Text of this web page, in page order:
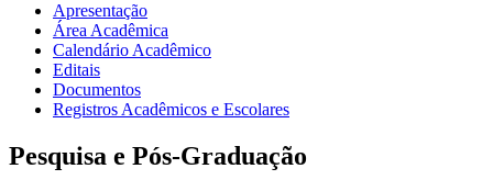
Apresentação
Área Acadêmica
Calendário Acadêmico
Editais
Documentos
Registros Acadêmicos e Escolares
Pesquisa e Pós-Graduação